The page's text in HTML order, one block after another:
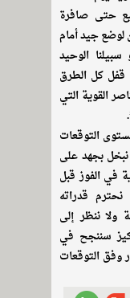
حتى صافرة
لوضع جيد أمام
الوحيد
قفل كل الطرق
القوية التي
التوقعات
نبخل بجهد على
في الفوز قبل
نحترم قدراته
ولا ننظر إلى
سننجح في
وفق التوقعات